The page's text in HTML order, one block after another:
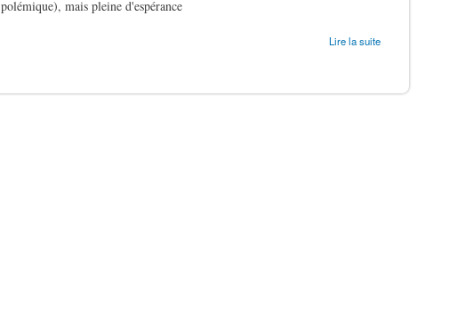
polémique), mais pleine d'espérance
Lire la suite